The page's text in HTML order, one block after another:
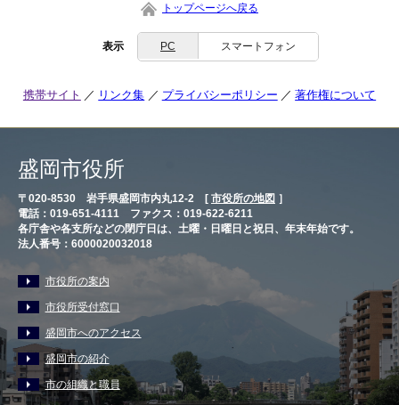
トップページへ戻る
表示 PC スマートフォン
携帯サイト リンク集 プライバシーポリシー 著作権について
盛岡市役所
〒020-8530 岩手県盛岡市内丸12-2 [ 市役所の地図 ］
電話：019-651-4111 ファクス：019-622-6211
各庁舎や各支所などの閉庁日は、土曜・日曜日と祝日、年末年始です。
法人番号：6000020032018
市役所の案内
市役所受付窓口
盛岡市へのアクセス
盛岡市の紹介
市の組織と職員